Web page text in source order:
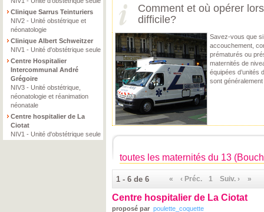
Clinique Sarrus Teinturiers
NIV2 - Unité obstétrique et
néonatologie
Clinique Albert Schweitzer
NIV1 - Unité d'obstétrique seule
Centre Hospitalier
Intercommunal André
Grégoire
NIV3 - Unité obstétrique,
néonatologie et réanimation
néonatale
Centre hospitalier de La
Ciotat
NIV1 - Unité d'obstétrique seule
Comment et où opérer
difficile?
Savez-vous que
accouchement,
prématurés ou
maternités de
équipées d’unités
sont
toutes les maternités du 13
1 - 6 de 6 « ‹ Préc. 1 Suiv. › »
Centre hospitalier de La Ciotat
proposé par poulette_coquette